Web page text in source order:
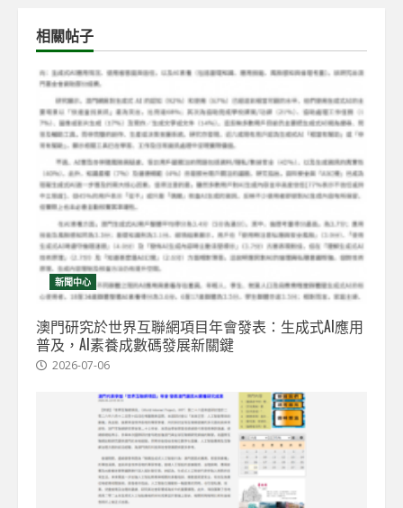
相關帖子
新聞中心
澳門研究於世界互聯網項目年會發表：生成式AI應用
普及，AI素養成數碼發展新關鍵
2026-07-06